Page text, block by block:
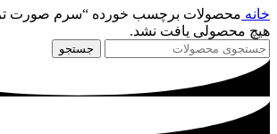
خانه محصولات برچسب خورده “سرم صورت
هیچ محصولی یافت نشد.
جستجو